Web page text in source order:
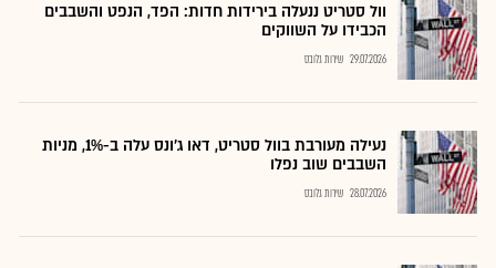
וול סטריט ננעלה בירידות חדות: הפד, הנפט והשבבים
הכבידו על השווקים
29.07.2026 שירות גלובס
נעילה מעורבת בוול סטריט, דאו ג'ונס עלה ב-1%, מניות
השבבים שוב נפלו
28.07.2026 שירות גלובס